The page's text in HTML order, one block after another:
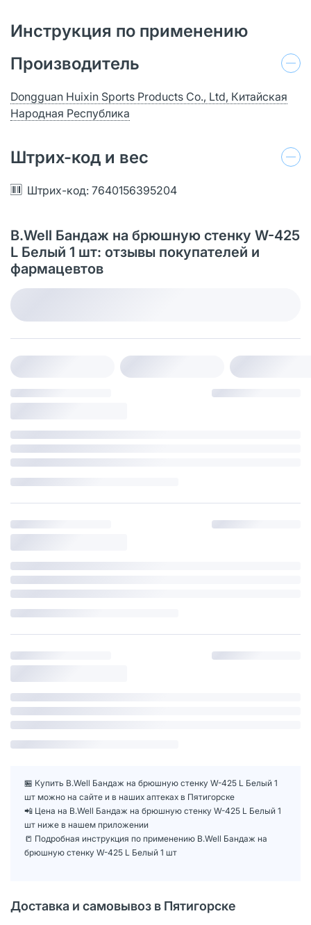
Инструкция по применению
Производитель
Dongguan Huixin Sports Products Co., Ltd, Китайская
Народная Республика
Штрих-код и вес
Штрих-код: 7640156395204
B.Well Бандаж на брюшную стенку W-425
L Белый 1 шт: отзывы покупателей и
фармацевтов
🏪 Купить B.Well Бандаж на брюшную стенку W-425 L Белый 1
шт можно на сайте и в наших аптеках в Пятигорске
📲 Цена на B.Well Бандаж на брюшную стенку W-425 L Белый 1
шт ниже в нашем приложении
📒 Подробная инструкция по применению B.Well Бандаж на
брюшную стенку W-425 L Белый 1 шт
Доставка и самовывоз в Пятигорске